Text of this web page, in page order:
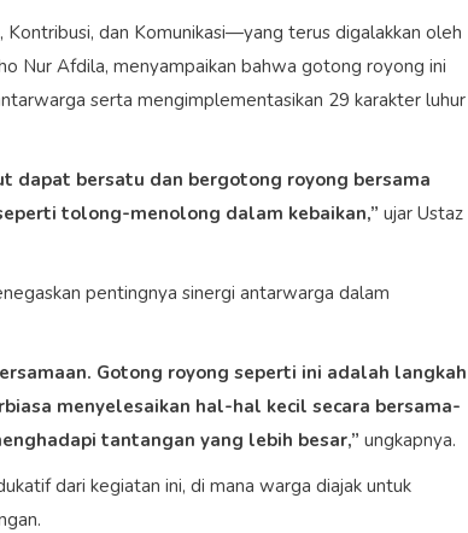
dan Komunikasi—yang terus digalakkan oleh
Nur Afdila, menyampaikan bahwa gotong royong ini
serta mengimplementasikan 29 karakter luhur
dapat bersatu dan bergotong royong bersama
tolong-menolong dalam kebaikan,” ujar Ustaz
pentingnya sinergi antarwarga dalam
Gotong royong seperti ini adalah langkah
menyelesaikan hal-hal kecil secara bersama-
tantangan yang lebih besar,” ungkapnya.
dari kegiatan ini, di mana warga diajak untuk